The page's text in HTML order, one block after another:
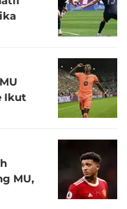
Ikut
MU,